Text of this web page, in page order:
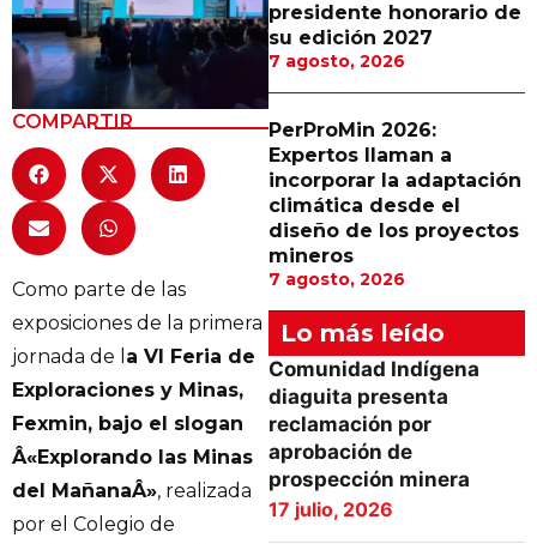
COMPARTIR
Como parte de las
exposiciones de la primera
jornada de l a VI Feria de
Exploraciones y Minas,
Fexmin, bajo el slogan
Â«Explorando las Minas
del MañanaÂ», realizada
por el Colegio de
presidente honorario de
su edición 2027
7 agosto, 2026
PerProMin 2026:
Expertos llaman a
incorporar la adaptación
climática desde el
diseño de los proyectos
mineros
7 agosto, 2026
Lo más leído
Comunidad Indígena
diaguita presenta
reclamación por
aprobación de
prospección minera
17 julio, 2026